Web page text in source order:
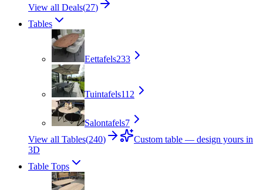
View all Deals(27)
Tables
Eettafels233
Tuintafels112
Salontafels7
View all Tables(240)
Custom table — design yours in
3D
Table Tops